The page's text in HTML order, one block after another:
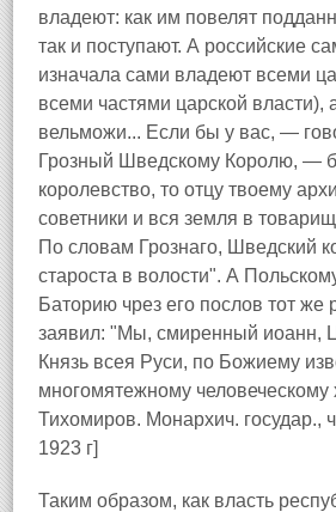
владеют: как им повелят
так и поступают. А российские
изначала сами владеют всеми
всеми частями царской власти),
вельможи... Если бы у вас, —
Грозный Шведскому Королю, —
королевство, то отцу твоему
советники и вся земля в
По словам Грознаго, Шведский
староста в волости". А
Баторию чрез его послов тот же
заявил: "Мы, смиренный иоанн,
Князь всея Руси, по Божиему
многомятежному человеческому
Тихомиров. Монархич. государ.,
1923 г]
Таким образом, как власть